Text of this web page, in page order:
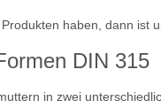
haben, dann ist
DIN 315
in zwei